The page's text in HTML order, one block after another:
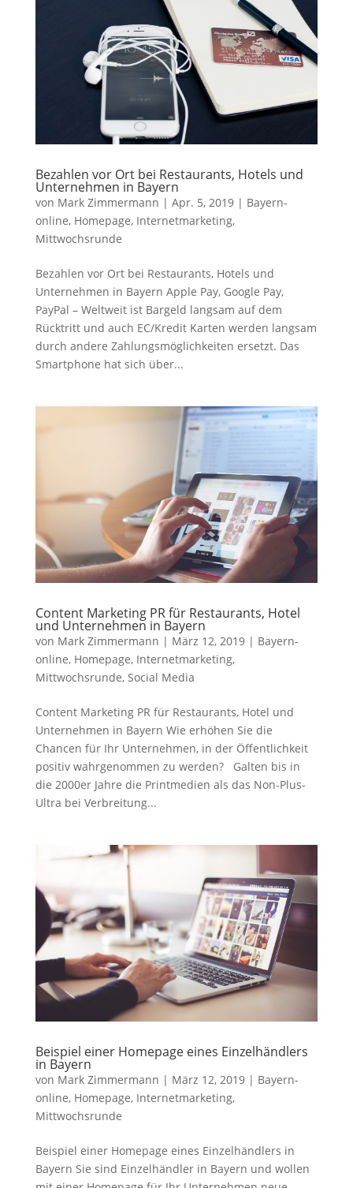
Bezahlen vor Ort bei Restaurants, Hotels und
Unternehmen in Bayern
von Mark Zimmermann | Apr. 5, 2019| Bayern-
online, Homepage, Internetmarketing,
Mittwochsrunde
Bezahlen vor Ort bei Restaurants, Hotels und
Unternehmen in Bayern Apple Pay, Google Pay,
PayPal – Weltweit ist Bargeld langsam auf dem
Rücktritt und auch EC/Kredit Karten werden langsam
durch andere Zahlungsmöglichkeiten ersetzt. Das
Smartphone hat sich über...
Content Marketing PR für Restaurants, Hotel
und Unternehmen in Bayern
von Mark Zimmermann | März 12, 2019| Bayern-
online, Homepage, Internetmarketing,
Mittwochsrunde, Social Media
Content Marketing PR für Restaurants, Hotel und
Unternehmen in Bayern Wie erhöhen Sie die
Chancen für Ihr Unternehmen, in der Öffentlichkeit
positiv wahrgenommen zu werden? Galten bis in
die 2000er Jahre die Printmedien als das Non-Plus-
Ultra bei Verbreitung...
Beispiel einer Homepage eines Einzelhändlers
in Bayern
von Mark Zimmermann | März 12, 2019| Bayern-
online, Homepage, Internetmarketing,
Mittwochsrunde
Beispiel einer Homepage eines Einzelhändlers in
Bayern Sie sind Einzelhändler in Bayern und wollen